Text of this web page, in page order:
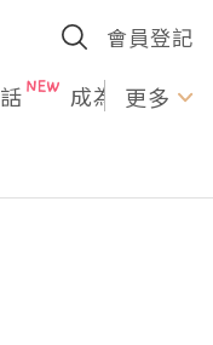
會員登記
成為U更多